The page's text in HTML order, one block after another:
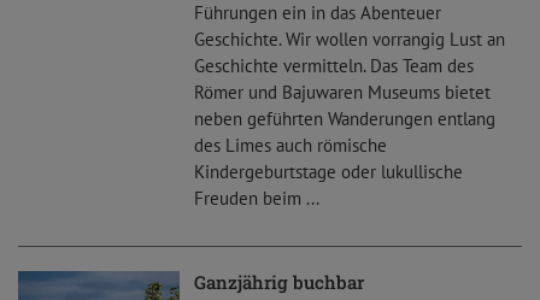
Führungen ein in das Abenteuer
Geschichte. Wir wollen vorrangig Lust an
Geschichte vermitteln. Das Team des
Römer und Bajuwaren Museums bietet
neben geführten Wanderungen entlang
des Limes auch römische
Kindergeburtstage oder lukullische
Freuden beim ...
Ganzjährig buchbar